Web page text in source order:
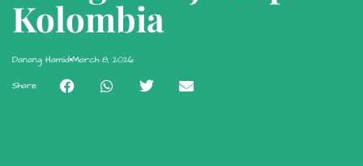
Kolombia
Danang Hamid March 8, 2026
Share